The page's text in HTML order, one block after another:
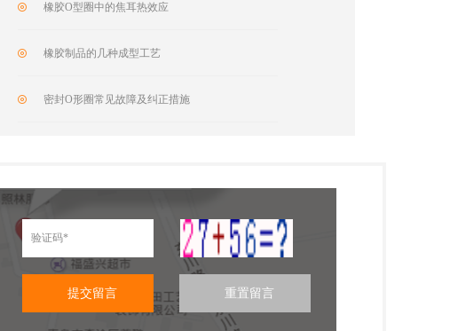
橡胶O型圈中的焦耳热效应
橡胶制品的几种成型工艺
密封O形圈常见故障及纠正措施